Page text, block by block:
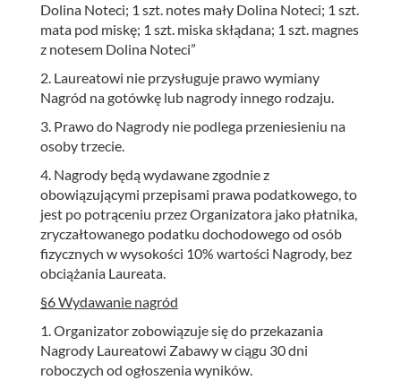
Dolina Noteci; 1 szt. notes mały Dolina Noteci; 1 szt.
mata pod miskę; 1 szt. miska skłądana; 1 szt. magnes
z notesem Dolina Noteci”
2. Laureatowi nie przysługuje prawo wymiany
Nagród na gotówkę lub nagrody innego rodzaju.
3. Prawo do Nagrody nie podlega przeniesieniu na
osoby trzecie.
4. Nagrody będą wydawane zgodnie z
obowiązującymi przepisami prawa podatkowego, to
jest po potrąceniu przez Organizatora jako płatnika,
zryczałtowanego podatku dochodowego od osób
fizycznych w wysokości 10% wartości Nagrody, bez
obciążania Laureata.
§6 Wydawanie nagród
1. Organizator zobowiązuje się do przekazania
Nagrody Laureatowi Zabawy w ciągu 30 dni
roboczych od ogłoszenia wyników.